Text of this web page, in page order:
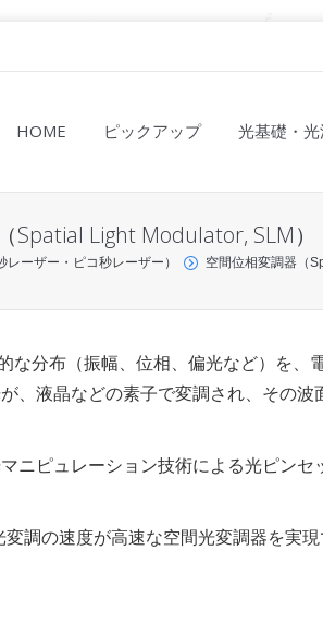
HOME ピックアップ 光基礎・
Spatial Light Modulator, SLM）
ーザー・ピコ秒レーザー） 空間位相変調器（
な分布（振幅、位相、偏光など）を、
、液晶などの素子で変調され、その波
ニピュレーション技術による光ピンセ
調の速度が高速な空間光変調器を実